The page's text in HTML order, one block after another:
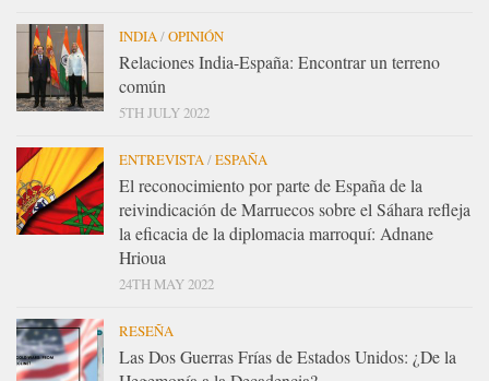
INDIA/OPINIÓN
Relaciones India-España: Encontrar un terreno
común
5TH JULY 2022
ENTREVISTA/ESPAÑA
El reconocimiento por parte de España de la
reivindicación de Marruecos sobre el Sáhara refleja
la eficacia de la diplomacia marroquí: Adnane
Hrioua
24TH MAY 2022
RESEÑA
Las Dos Guerras Frías de Estados Unidos: ¿De la